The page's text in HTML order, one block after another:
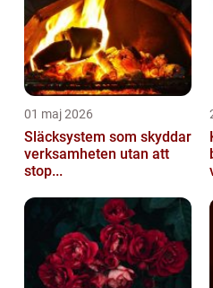
01 maj 2026
Släcksystem som skyddar
verksamheten utan att
stop...